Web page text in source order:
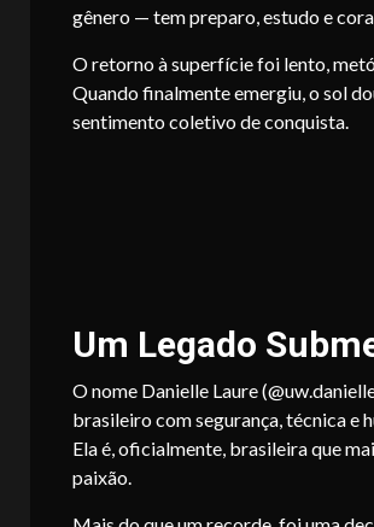
gênero — tem preparo, estudo e
O retorno à superfície foi lento,
Quando finalmente emergiu, o sol
sentimento coletivo de conquista.
Um Legado
O nome Danielle Laure
brasileiro com segurança, técnica e
Ela é, oficialmente, brasileira que
paixão.